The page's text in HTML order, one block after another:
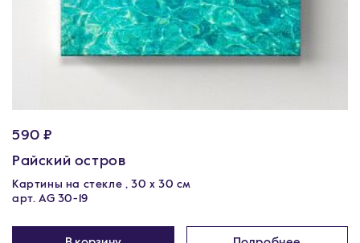
590 ₽
Райский остров
Картины на стекле , 30 x 30 см
арт. AG 30-19